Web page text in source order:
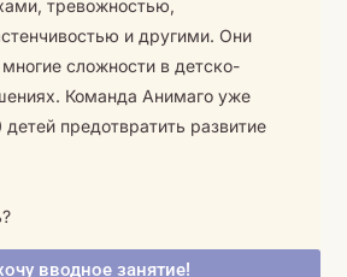
тревожностью,
и другими. Они
сложности в детско-
Команда Анимаго уже
предотвратить развитие
вводное занятие!